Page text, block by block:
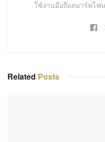
ใช้งานมือถือสมาร์ทโฟ
Related Posts